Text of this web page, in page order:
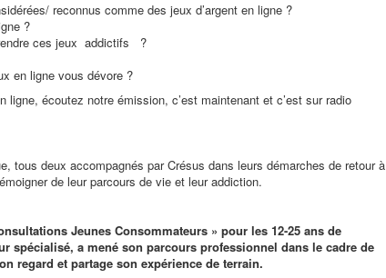
reconnus comme des jeux d’argent en ligne ?
?
ces jeux addictifs ?
en ligne vous dévore ?
écoutez notre émission, c’est maintenant et c’est sur radio
tous deux accompagnés par Crésus dans leurs démarches de retour à
de leur parcours de vie et leur addiction.
Jeunes Consommateurs » pour les 12-25 ans de
spécialisé, a mené son parcours professionnel dans le cadre de
regard et partage son expérience de terrain.